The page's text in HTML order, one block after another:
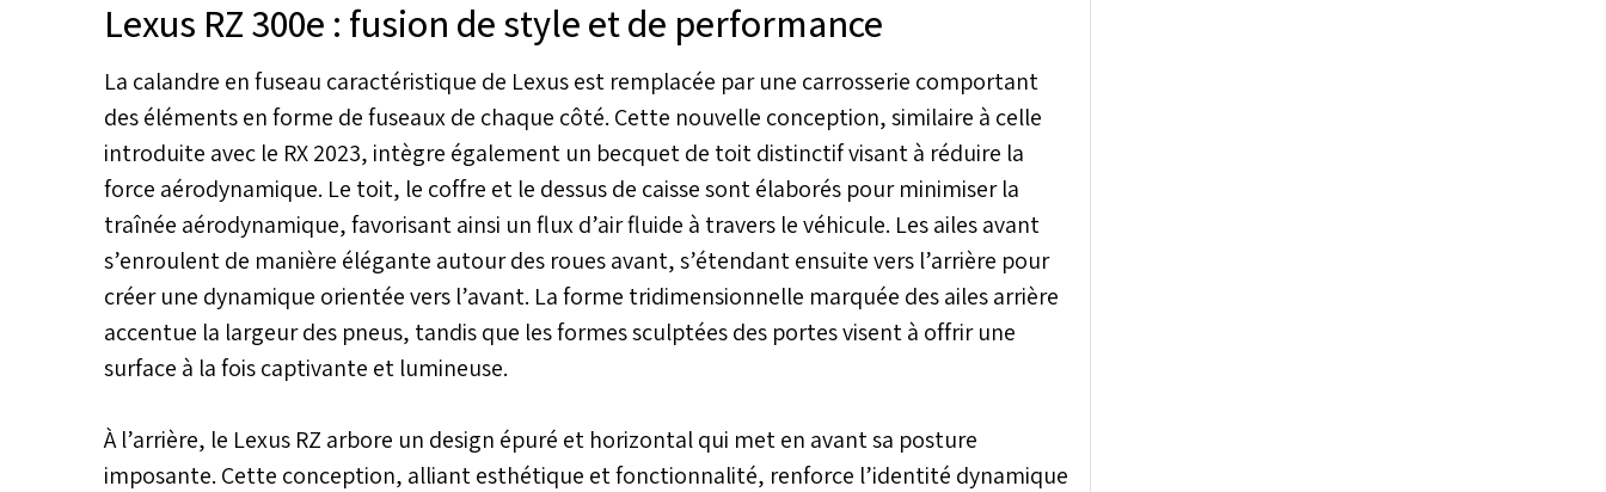
Lexus RZ 300e : fusion de style et de performance
La calandre en fuseau caractéristique de Lexus est remplacée par une carrosserie comportant
des éléments en forme de fuseaux de chaque côté. Cette nouvelle conception, similaire à celle
introduite avec le RX 2023, intègre également un becquet de toit distinctif visant à réduire la
force aérodynamique. Le toit, le coffre et le dessus de caisse sont élaborés pour minimiser la
traînée aérodynamique, favorisant ainsi un flux d’air fluide à travers le véhicule. Les ailes avant
s’enroulent de manière élégante autour des roues avant, s’étendant ensuite vers l’arrière pour
créer une dynamique orientée vers l’avant. La forme tridimensionnelle marquée des ailes arrière
accentue la largeur des pneus, tandis que les formes sculptées des portes visent à offrir une
surface à la fois captivante et lumineuse.
À l’arrière, le Lexus RZ arbore un design épuré et horizontal qui met en avant sa posture
imposante. Cette conception, alliant esthétique et fonctionnalité, renforce l’identité dynamique